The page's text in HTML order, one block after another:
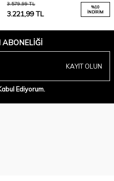
3.579,99TL
3.221,99TL
%10
İNDIRIM
ABONELIĞI
KAYIT OLUN
Ediyorum.